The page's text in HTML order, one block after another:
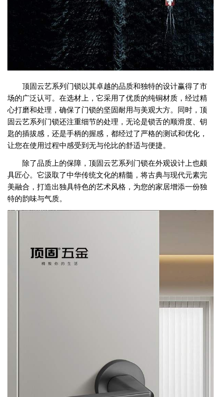
顶固云艺系列门锁以其卓越的品质和独特的设计赢得了市
场的广泛认可。在选材上，它采用了优质的纯铜材质，经过精
心打磨和处理，确保了门锁的坚固耐用与美观大方。同时，顶
固云艺系列门锁还注重细节的处理，无论是锁舌的顺滑度、钥
匙的插拔感，还是手柄的握感，都经过了严格的测试和优化，
让您在使用过程中感受到无与伦比的舒适与便捷。
除了品质上的保障，顶固云艺系列门锁在外观设计上也颇
具匠心。它汲取了中华传统文化的精髓，将古典与现代元素完
美融合，打造出独具特色的艺术风格，为您的家居增添一份独
特的韵味与气质。